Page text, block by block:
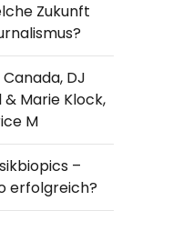
Zukunft
DJ
& Marie Klock,
M
–
erfolgreich?